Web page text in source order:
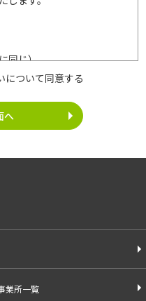
同じ）
目的達成の範囲内において
利用
める場合を除いて、ご本
ことはございません。
、サーバー管理等の目的
について同意する
業所一覧